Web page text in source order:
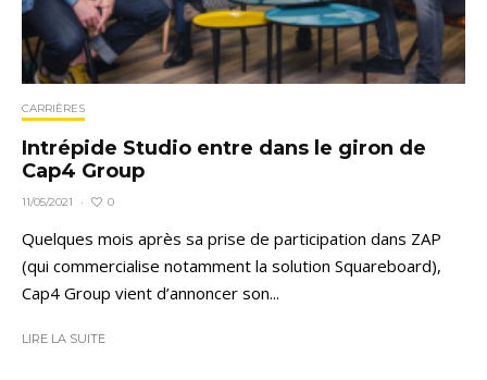
CARRIÈRES
Intrépide Studio entre dans le giron de
Cap4 Group
11/05/2021 · 0
Quelques mois après sa prise de participation dans ZAP
(qui commercialise notamment la solution Squareboard),
Cap4 Group vient d’annoncer son...
LIRE LA SUITE